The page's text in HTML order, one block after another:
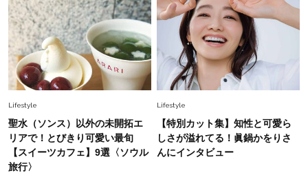
Fashion 2026.8.4
「暑い日も好印象でいたい！」40代のための
【きちんと見えトップス】5選〈通勤・学校行事
に〉
2026.8.5
梅宮アンナさん「子育てをした記憶がないんで
す」娘モモカさんと“一緒に成長した”親子関係
Lifestyle
聖水（ソンス）以外の未開拓エ
リアで！とびきり可愛い最旬
【スイーツカフェ】9選〈ソウル
旅行〉
Lifestyle
【特別カット集】知性と可愛ら
しさが溢れてる！眞鍋かをりさ
んにインタビュー